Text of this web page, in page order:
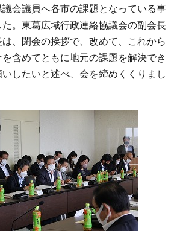
会議員へ各市の課題となっている事
。東葛広域行政連絡協議会の副会長
、閉会の挨拶で、改めて、これから
含めてともに地元の課題を解決でき
したいと述べ、会を締めくくりまし